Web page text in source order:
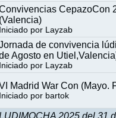
CepazoCon
(Valencia)
Iniciado por Layzab
de convivencia
Agosto en
Iniciado por Layzab
Madrid War Con (Mayo.
Iniciado por bartok